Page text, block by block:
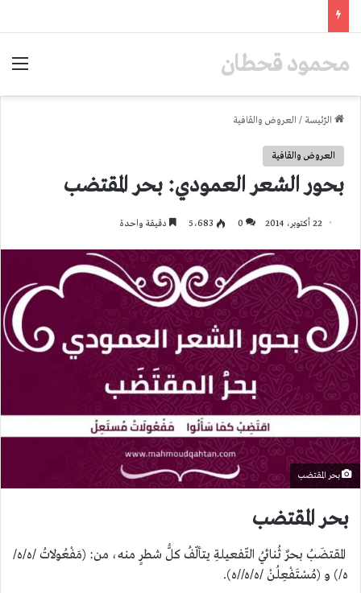
محمود قحطان
الرّئيسة / العروض والقافية
العروض والقافية
بحور الشعر العمودي: بحر المقتضب
22 أكتوبر، 2014 0 5٬683 دقيقة واحدة
بحر المقتضب
بحر المقتضب
المقتضَبُ بحرٌ ثُنائيُ التّفعيلةِ يتألّفُ كلُّ شطرٍ منه، من: (مَفْعُولاتُ /ه/ه/
ه/) و (مُسْتَفْعِلُنْ /ه/ه//ه).